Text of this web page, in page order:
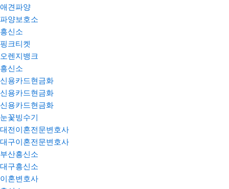
애견파양
파양보호소
흥신소
핑크티켓
오렌지뱅크
흥신소
신용카드현금화
신용카드현금화
신용카드현금화
눈꽃빙수기
대전이혼전문변호사
대구이혼전문변호사
부산흥신소
대구흥신소
이혼변호사